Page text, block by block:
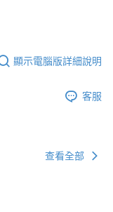
顯示電腦版詳細說明
客服
查看全部